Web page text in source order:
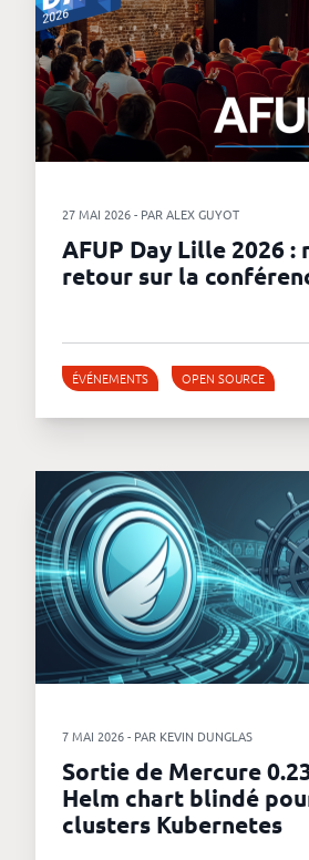
27 MAI 2026 - PAR ALEX GUYOT
AFUP Day Lille 2026 :
retour sur la
ÉVÉNEMENTS OPEN SOURCE
7 MAI 2026 - PAR KEVIN DUNGLAS
Sortie de Mercure
Helm chart blindé
clusters Kubernetes